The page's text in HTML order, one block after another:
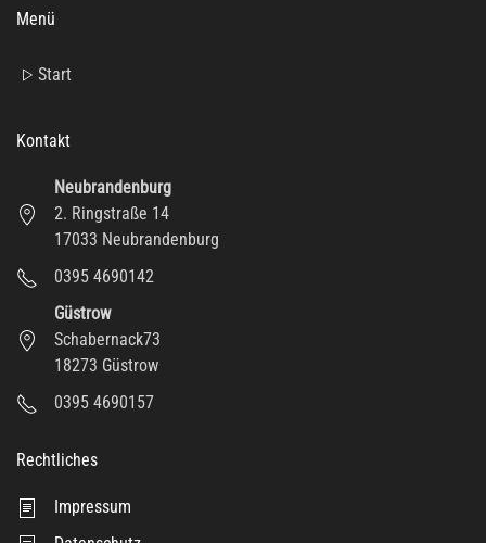
Menü
Start
Kontakt
Neubrandenburg
2. Ringstraße 14
17033 Neubrandenburg
0395 4690142
Güstrow
Schabernack73
18273 Güstrow
0395 4690157
Rechtliches
Impressum